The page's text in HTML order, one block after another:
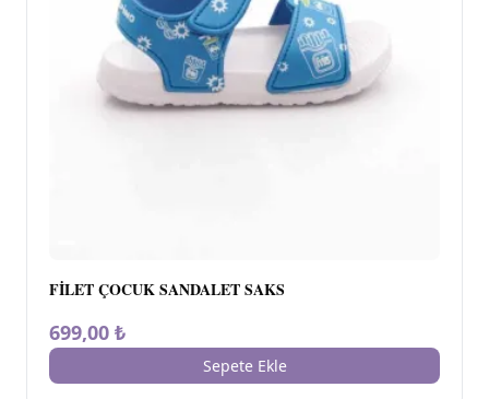
FİLET ÇOCUK SANDALET SAKS
699,00 ₺
Sepete Ekle